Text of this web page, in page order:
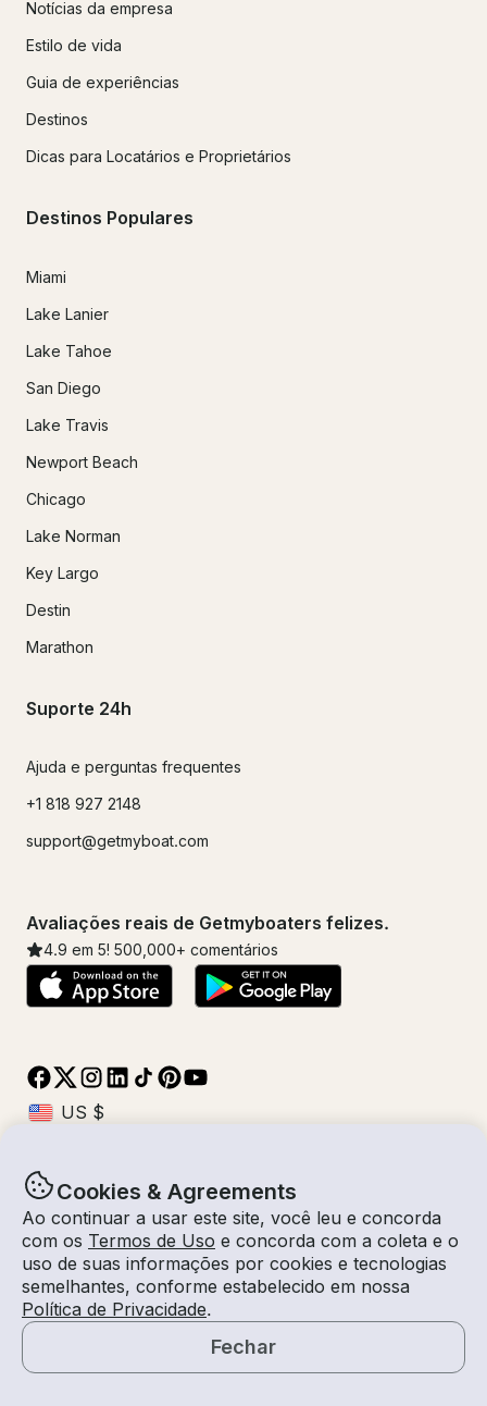
Cookies & Agreements
Ao continuar a usar este site, você leu e concorda
com os Termos de Uso e concorda com a coleta e o
uso de suas informações por cookies e tecnologias
semelhantes, conforme estabelecido em nossa
Política de Privacidade.
Fechar
Notícias da empresa
Estilo de vida
Guia de experiências
Destinos
Dicas para Locatários e Proprietários
Destinos Populares
Miami
Lake Lanier
Lake Tahoe
San Diego
Lake Travis
Newport Beach
Chicago
Lake Norman
Key Largo
Destin
Marathon
Suporte 24h
Ajuda e perguntas frequentes
+1 818 927 2148
support@getmyboat.com
Avaliações reais de Getmyboaters felizes.
4.9 em 5! 500,000+ comentários
© Getmyboat 2026TermosPrivacidade
07 ago 2026
3 horas2 Convidados
Com Capitão
$346 /hora
Solicitar um Orçamento